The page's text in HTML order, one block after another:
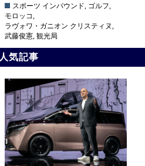
スポーツ インバウンド, ゴルフ,
モロッコ,
ラヴォワ・ガニオン クリスティヌ,
武藤俊憲, 観光局
人気記事